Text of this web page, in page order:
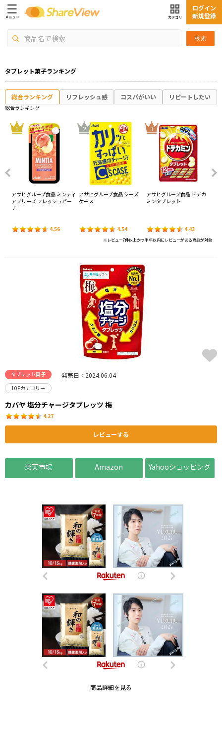
検索
ログイン
新規登録
タブレット菓子ランキング
総合ランキング リフレッシュ感 コスパがいい リピートしたい
総合ランキング
1
アサヒグループ食品 ミンティ
アブリーズ フレッシュピー
チ
4.56
2
アサヒグループ食品 シーズ
ケース
4.54
3
アサヒグループ食品 ドデカ
ミンタブレット
4.43
※レビュー7件以上かつ半年以内にレビューがある商品が対象
タブレット菓子 発売日：2024.06.04
10Pカテゴリー
カバヤ 塩分チャージタブレッツ 梅
4.27
レビューする
楽天市場 Amazon Yahooショッピング
商品詳細を見る